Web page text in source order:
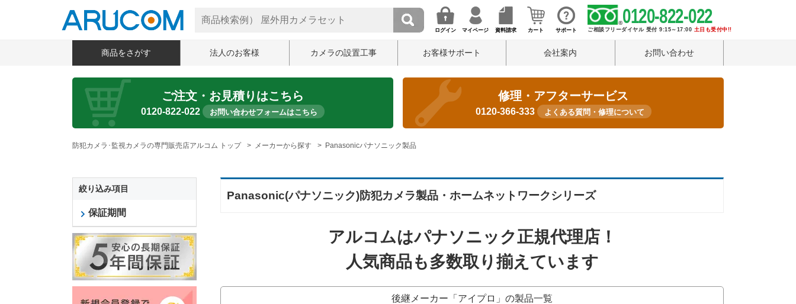
ログイン マイページ 資料請求 カート サポート
0120-822-022
ご相談フリーダイヤル 受付 9:15～17:00 土日も受付中!!
商品をさがす 法人のお客様 カメラの設置工事 お客様サポート 会社案内 お問い合わせ
ご注文・お見積りはこちら
0120-822-022 お問い合わせフォームはこちら
修理・アフターサービス
0120-366-333 よくある質問・修理について
防犯カメラ･監視カメラの専門販売店アルコム トップ メーカーから探す Panasonicパナソニック製品
絞り込み項目
保証期間
Panasonic(パナソニック)防犯カメラ製品・ホームネットワークシリーズ
アルコムはパナソニック正規代理店！
人気商品も多数取り揃えています
後継メーカー「アイプロ」の製品一覧